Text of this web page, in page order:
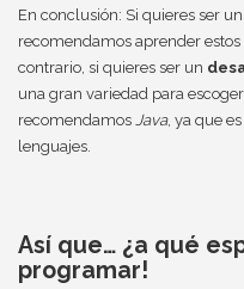
En conclusión: Si quieres ser un
recomendamos aprender
contrario, si quieres ser un
una gran variedad para
recomendamos Java, ya que
lenguajes.
Así que… ¿a qué
programar!